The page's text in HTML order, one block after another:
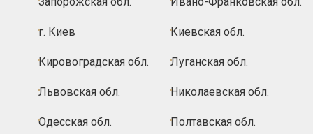
г. Киев Киевская обл.
Кировоградская обл. Луганская обл.
Львовская обл. Николаевская обл.
Одесская обл. Полтавская обл.